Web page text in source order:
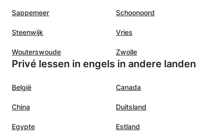
Sappemeer Schoonoord
Steenwijk Vries
Wouterswoude Zwolle
Privé lessen in engels in andere landen
België Canada
China Duitsland
Egypte Estland